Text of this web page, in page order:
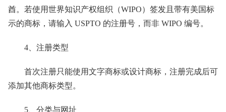
酋。若使用世界知识产权组织（WIPO）签发且带有美国标
示的商标，请输入 USPTO 的注册号，而非 WIPO 编号。
4、注册类型
首次注册只能使用文字商标或设计商标，注册完成后可
添加其他商标类型。
5、分类与网址